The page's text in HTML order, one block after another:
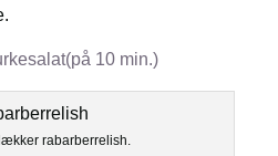
10 min.)
rabarberrelish.